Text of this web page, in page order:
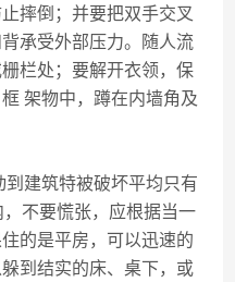
摔倒；并要把双手交叉
承受外部压力。随人流
栏处；要解开衣领，保
架物中，蹲在内墙角及
建筑特被破坏平均只有
不要慌张，应根据当一
的是平房，可以迅速的
到结实的床、桌下，或